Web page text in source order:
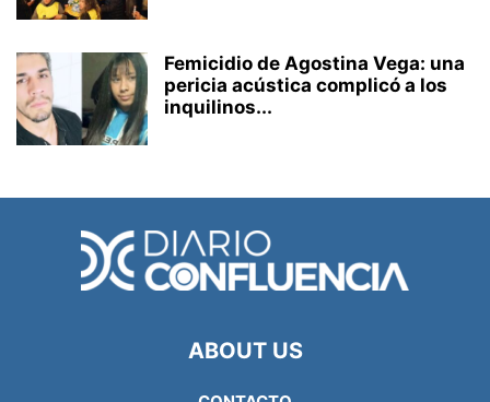
Femicidio de Agostina Vega: una
pericia acústica complicó a los
inquilinos...
ABOUT US